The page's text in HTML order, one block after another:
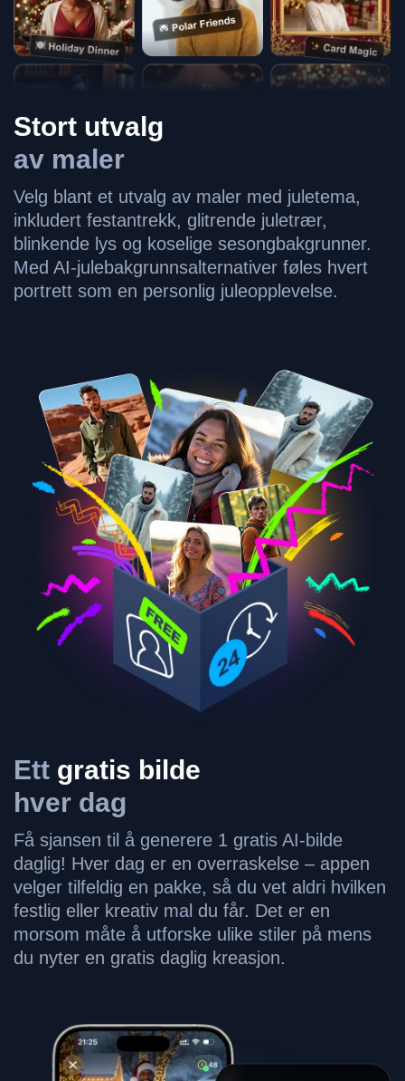
Stort utvalg
av maler
Velg blant et utvalg av maler med juletema,
inkludert festantrekk, glitrende juletrær,
blinkende lys og koselige sesongbakgrunner.
Med AI-julebakgrunnsalternativer føles hvert
portrett som en personlig juleopplevelse.
Ett gratis bilde
hver dag
Få sjansen til å generere 1 gratis AI-bilde
daglig! Hver dag er en overraskelse – appen
velger tilfeldig en pakke, så du vet aldri hvilken
festlig eller kreativ mal du får. Det er en
morsom måte å utforske ulike stiler på mens
du nyter en gratis daglig kreasjon.